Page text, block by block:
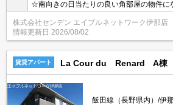
☆南向きの日当たりの良い角部屋の物件
株式会社センデン エイブルネットワーク伊那店
情報更新日 2026/08/02
賃貸アパート La Cour du Renard A棟
飯田線（長野県内）/伊